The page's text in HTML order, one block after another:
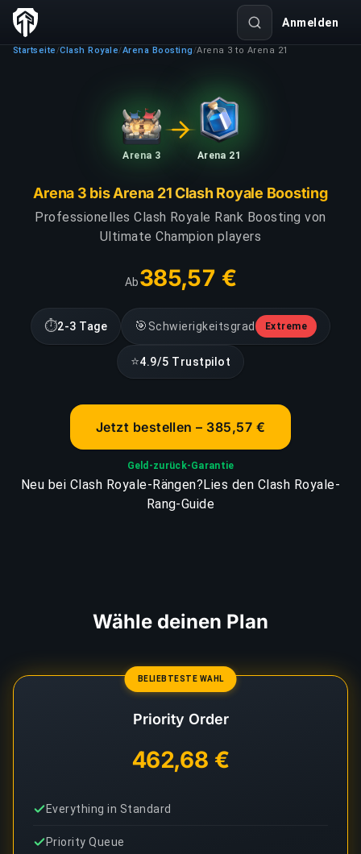
Anmelden
Startseite /Clash Royale/Arena Boosting /Arena 3 to Arena 21
Arena 3 Arena 21
Arena 3 bis Arena 21 Clash Royale Boosting
Professionelles Clash Royale Rank Boosting von
Ultimate Champion players
Ab385,57 €
⏱2-3 Tage 🎯 Schwierigkeitsgrad Extreme
⭐4.9/5 Trustpilot
Jetzt bestellen – 385,57 €
Geld-zurück-Garantie
Neu bei Clash Royale-Rängen?Lies den Clash Royale-
Rang-Guide
Wähle deinen Plan
BELIEBTESTE WAHL
Priority Order
462,68 €
Everything in Standard
Priority Queue